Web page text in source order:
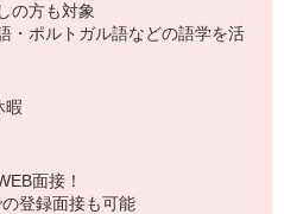
の方も対象
・ポルトガル語などの語学を活
暇
面接！
登録面接も可能